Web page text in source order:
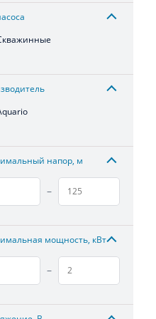
напор, м
–
мощность, кВт
–